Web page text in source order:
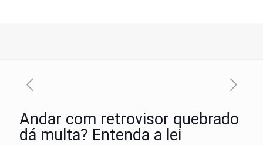
Andar com retrovisor quebrado
dá multa? Entenda a lei